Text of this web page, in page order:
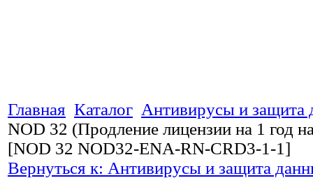
Главная Каталог Антивирусы и защита
NOD 32 (Продление лицензии на 1 год
[NOD 32 NOD32-ENA-RN-CRD3-1-1]
Вернуться к: Антивирусы и защита